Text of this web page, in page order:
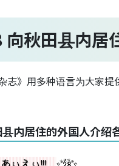
向秋田县内
志》用多种语言为大家
内居住的外国人介